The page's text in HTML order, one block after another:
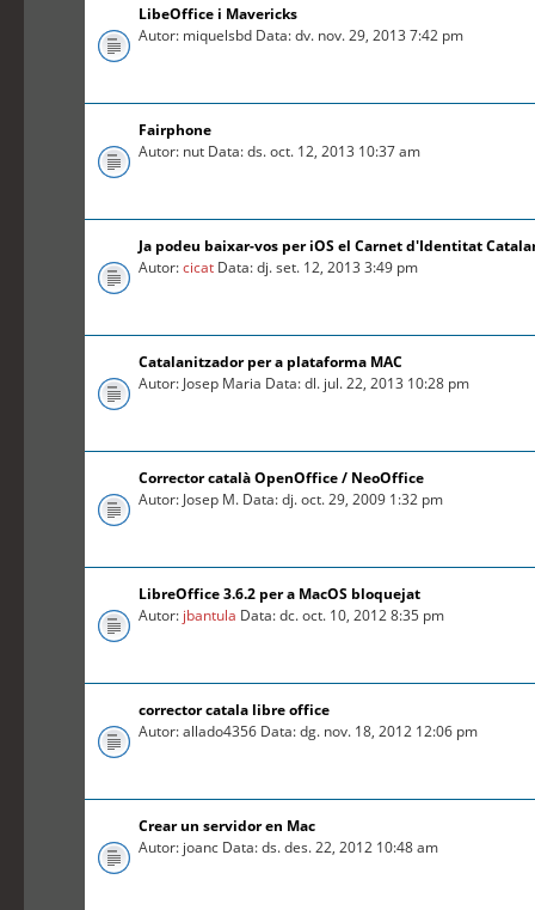
LibeOffice i Mavericks
Autor: miquelsbd Data: dv. nov. 29, 2013 7:42 pm
Fairphone
Autor: nut Data: ds. oct. 12, 2013 10:37 am
Ja podeu baixar-vos per iOS el Carnet d'Identitat
Autor:cicat Data: dj. set. 12, 2013 3:49 pm
Catalanitzador per a plataforma MAC
Autor: Josep Maria Data: dl. jul. 22, 2013 10:28 pm
Corrector català OpenOffice / NeoOffice
Autor: Josep M. Data: dj. oct. 29, 2009 1:32 pm
LibreOffice 3.6.2 per a MacOS bloquejat
Autor: jbantula Data: dc. oct. 10, 2012 8:35 pm
corrector catala libre office
Autor: allado4356 Data: dg. nov. 18, 2012 12:06 pm
Crear un servidor en Mac
Autor: joanc Data: ds. des. 22, 2012 10:48 am